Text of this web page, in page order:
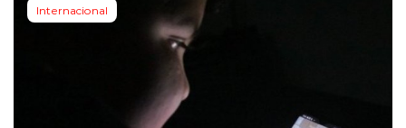
Internacional